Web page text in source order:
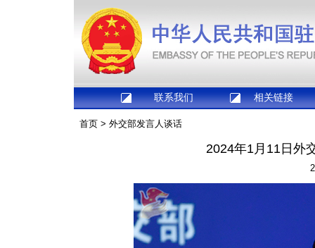
联系我们 相关链接
首页 > 外交部发言人谈话
2024年1月11日外